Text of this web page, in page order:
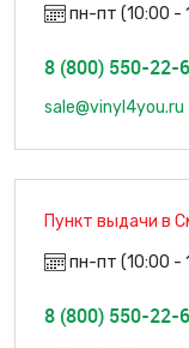
пн-пт (10:00 -
8 (800) 550-22-
sale@vinyl4you.ru
Пункт выдачи в
пн-пт (10:00 -
8 (800) 550-22-